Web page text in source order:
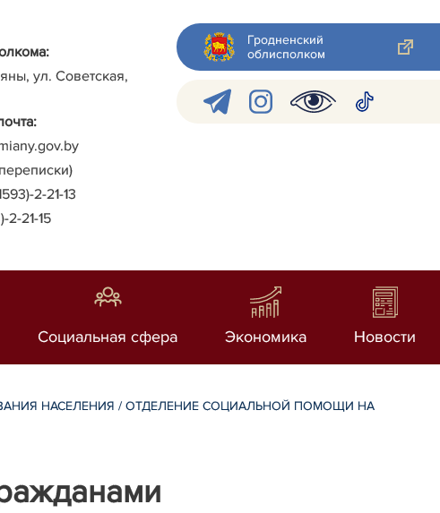
ул. Советская,
2-21-13
2-21-15
Гродненский
облисполком
Социальная сфера Экономика Новости
НАСЕЛЕНИЯ /ОТДЕЛЕНИЕ СОЦИАЛЬНОЙ ПОМОЩИ НА